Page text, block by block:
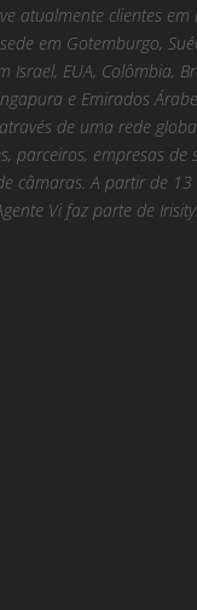
atualmente clientes
em Gotemburgo,
Israel, EUA, Colômbia,
e Emirados
de uma rede
parceiros, empresas de
câmaras. A partir de
Vi faz parte de Irisity.